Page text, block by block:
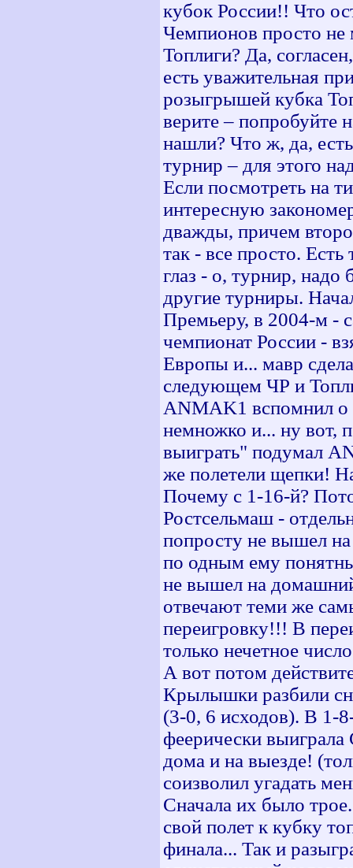
кубок России!! Что
Чемпионов просто не
Топлиги? Да,
есть уважительная
розыгрышей кубка
верите – попробуйте
нашли? Что ж, да,
турнир – для этого
Если посмотреть на
интересную
дважды, причем
так - все просто.
глаз - о, турнир,
другие турниры.
Премьеру, в 2004-м -
чемпионат России -
Европы и... мавр
следующем ЧР и
ANMAK1 вспомнил о
немножко и... ну вот,
выиграть" подумал
же полетели щепки!
Почему с 1-16-й?
Ростсельмаш -
попросту не вышел
по одным ему
не вышел на
отвечают теми же
переигровку!!! В
только нечетное
А вот потом
Крылышки разбили
(3-0, 6 исходов). В 1-
феерически
дома и на выезде!
соизволил угадать
Сначала их было
свой полет к кубку
финала... Так и